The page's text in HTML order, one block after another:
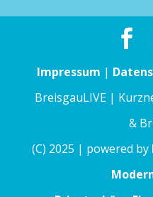
Impressum |
BreisgauLIVE |
&
(C) 2025 | powered by